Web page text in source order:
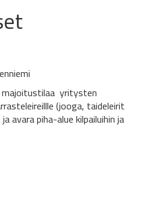
majoitustilaa yritysten
(jooga, taideleirit
avara piha-alue kilpailuihin ja